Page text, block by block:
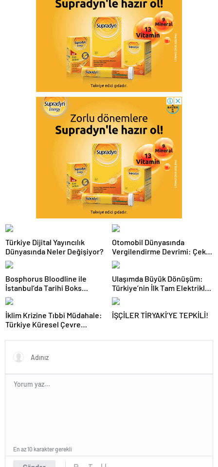
Türkiye Dijital Yayıncılık
Dünyasında Neler Değişiyor?
Otomobil Dünyasında
Vergilendirme Devrimi: Çekiş
Sistemleri ve Yeni Dönem
Bosphorus Bloodline ile
İstanbul’da Tarihi Boks
Gecesi
Ulaşımda Büyük Dönüşüm:
Türkiye’nin İlk Tam Elektrikli
Akaryakıt İstasyonu Deneyimi
İklim Krizine Tıbbi Müdahale:
Türkiye Küresel Çevre
Değiştirdi?
İŞÇİLER TİRYAKİ’YE TEPKİLİ!
En az 10 karakter gerekli